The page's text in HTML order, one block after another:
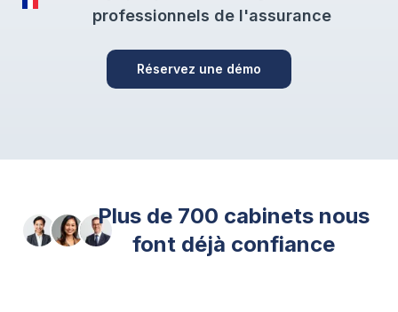
professionnels de l'assurance
Réservez une démo
Plus de 700 cabinets nous
font déjà confiance